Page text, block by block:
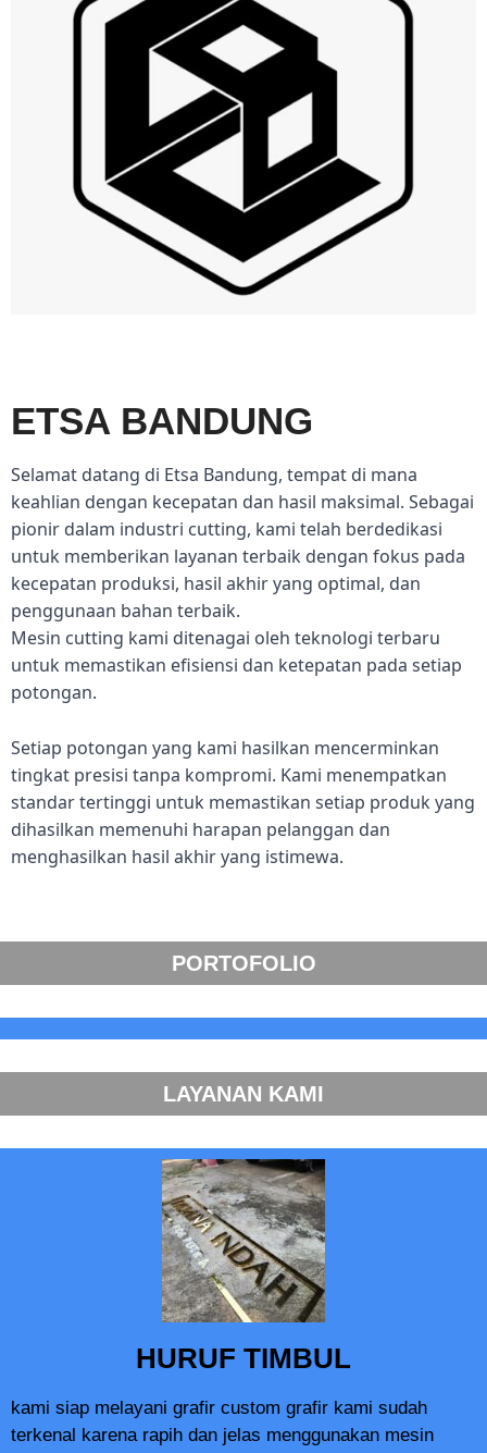
ETSA BANDUNG
Selamat datang di Etsa Bandung, tempat di mana
keahlian dengan kecepatan dan hasil maksimal. Sebagai
pionir dalam industri cutting, kami telah berdedikasi
untuk memberikan layanan terbaik dengan fokus pada
kecepatan produksi, hasil akhir yang optimal, dan
penggunaan bahan terbaik.
Mesin cutting kami ditenagai oleh teknologi terbaru
untuk memastikan efisiensi dan ketepatan pada setiap
potongan.
Setiap potongan yang kami hasilkan mencerminkan
tingkat presisi tanpa kompromi. Kami menempatkan
standar tertinggi untuk memastikan setiap produk yang
dihasilkan memenuhi harapan pelanggan dan
menghasilkan hasil akhir yang istimewa.
PORTOFOLIO
LAYANAN KAMI
HURUF TIMBUL
kami siap melayani grafir custom grafir kami sudah
terkenal karena rapih dan jelas menggunakan mesin